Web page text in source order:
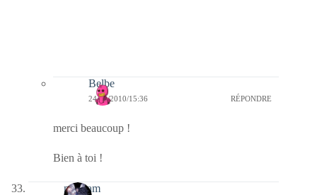
Belbe
24/10/2010/15:36 RÉPONDRE
merci beaucoup !
Bien à toi !
magsam